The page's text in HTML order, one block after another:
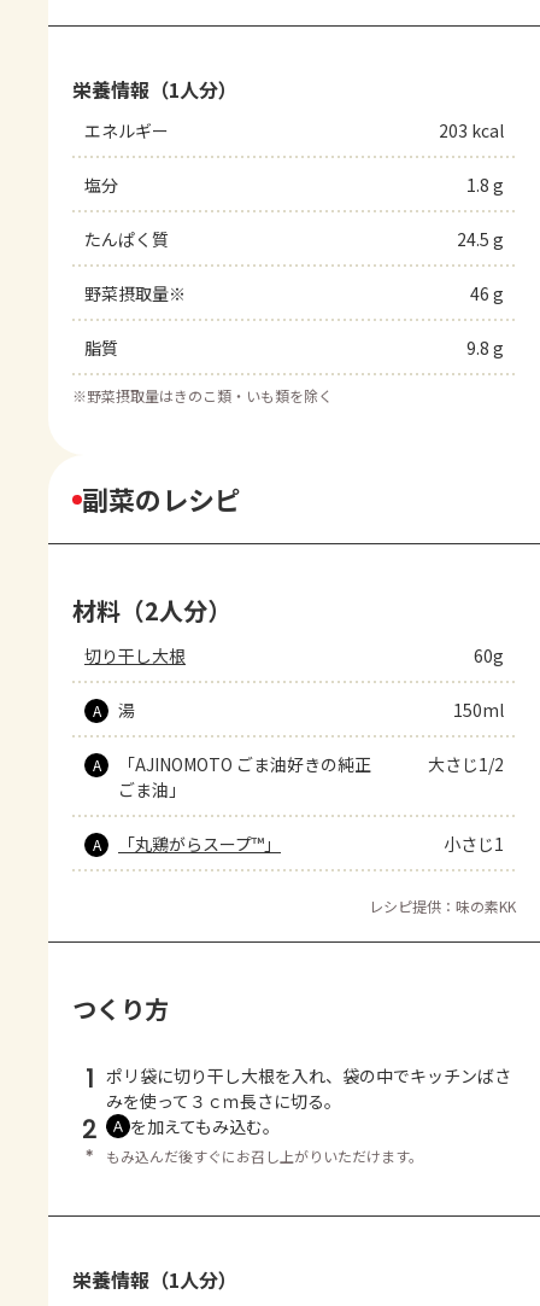
栄養情報（1人分）
エネルギー 203 kcal
塩分 1.8 g
たんぱく質 24.5 g
野菜摂取量※ 46 g
脂質 9.8 g
※野菜摂取量はきのこ類・いも類を除く
副菜のレシピ
材料（2人分）
切り干し大根 60g
A 湯 150ml
A
「AJINOMOTO ごま油好きの純正
ごま油」
大さじ1/2
A 「丸鶏がらスープ™」 小さじ1
レシピ提供：味の素KK
つくり方
1 ポリ袋に切り干し大根を入れ、袋の中でキッチンばさ
みを使って３ｃｍ長さに切る。
2 Ａ を加えてもみ込む。
＊ もみ込んだ後すぐにお召し上がりいただけます。
栄養情報（1人分）